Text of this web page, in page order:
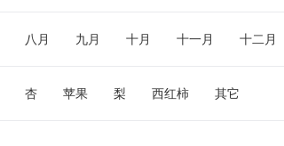
八月 九月 十月 十一月 十二月
杏 苹果 梨 西红柿 其它